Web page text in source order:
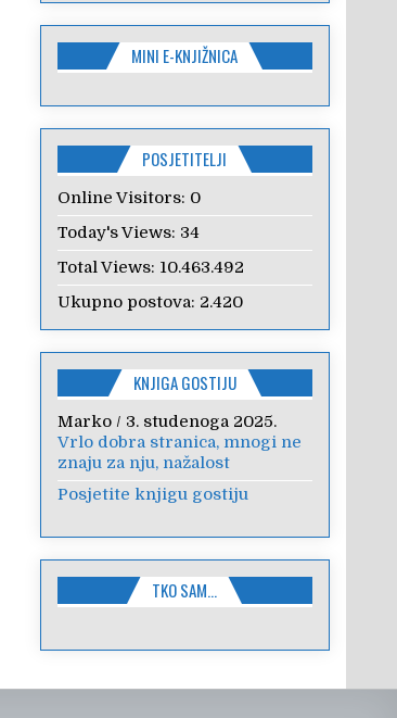
MINI E-KNJIŽNICA
POSJETITELJI
Online Visitors: 0
Today's Views: 34
Total Views: 10.463.492
Ukupno postova: 2.420
KNJIGA GOSTIJU
Marko/ 3. studenoga 2025.
Vrlo dobra stranica, mnogi ne
znaju za nju, nažalost
Posjetite knjigu gostiju
TKO SAM…